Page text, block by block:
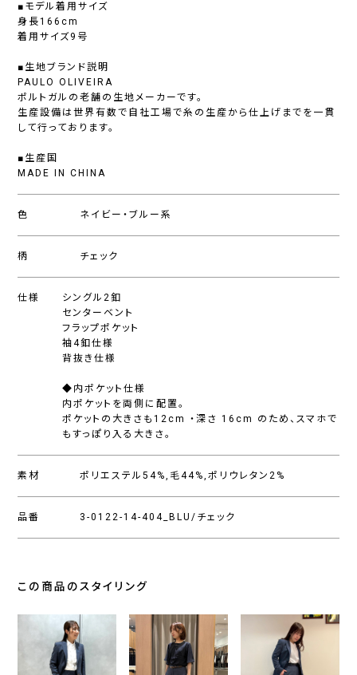
■モデル着用サイズ
身長166cm
着用サイズ9号
■生地ブランド説明
PAULO OLIVEIRA
ポルトガルの老舗の生地メーカーです。
生産設備は世界有数で自社工場で糸の生産から仕上げまでを一貫
して行っております。
■生産国
MADE IN CHINA
色 ネイビー・ブルー系
柄 チェック
仕様
シングル2釦
センターベント
フラップポケット
袖4釦仕様
背抜き仕様
◆内ポケット仕様
内ポケットを両側に配置。
ポケットの大きさも12cm ・深さ 16cm のため、スマホで
もすっぽり入る大きさ。
素材 ポリエステル54%,毛44%,ポリウレタン2%
品番 3-0122-14-404_BLU/チェック
この商品のスタイリング